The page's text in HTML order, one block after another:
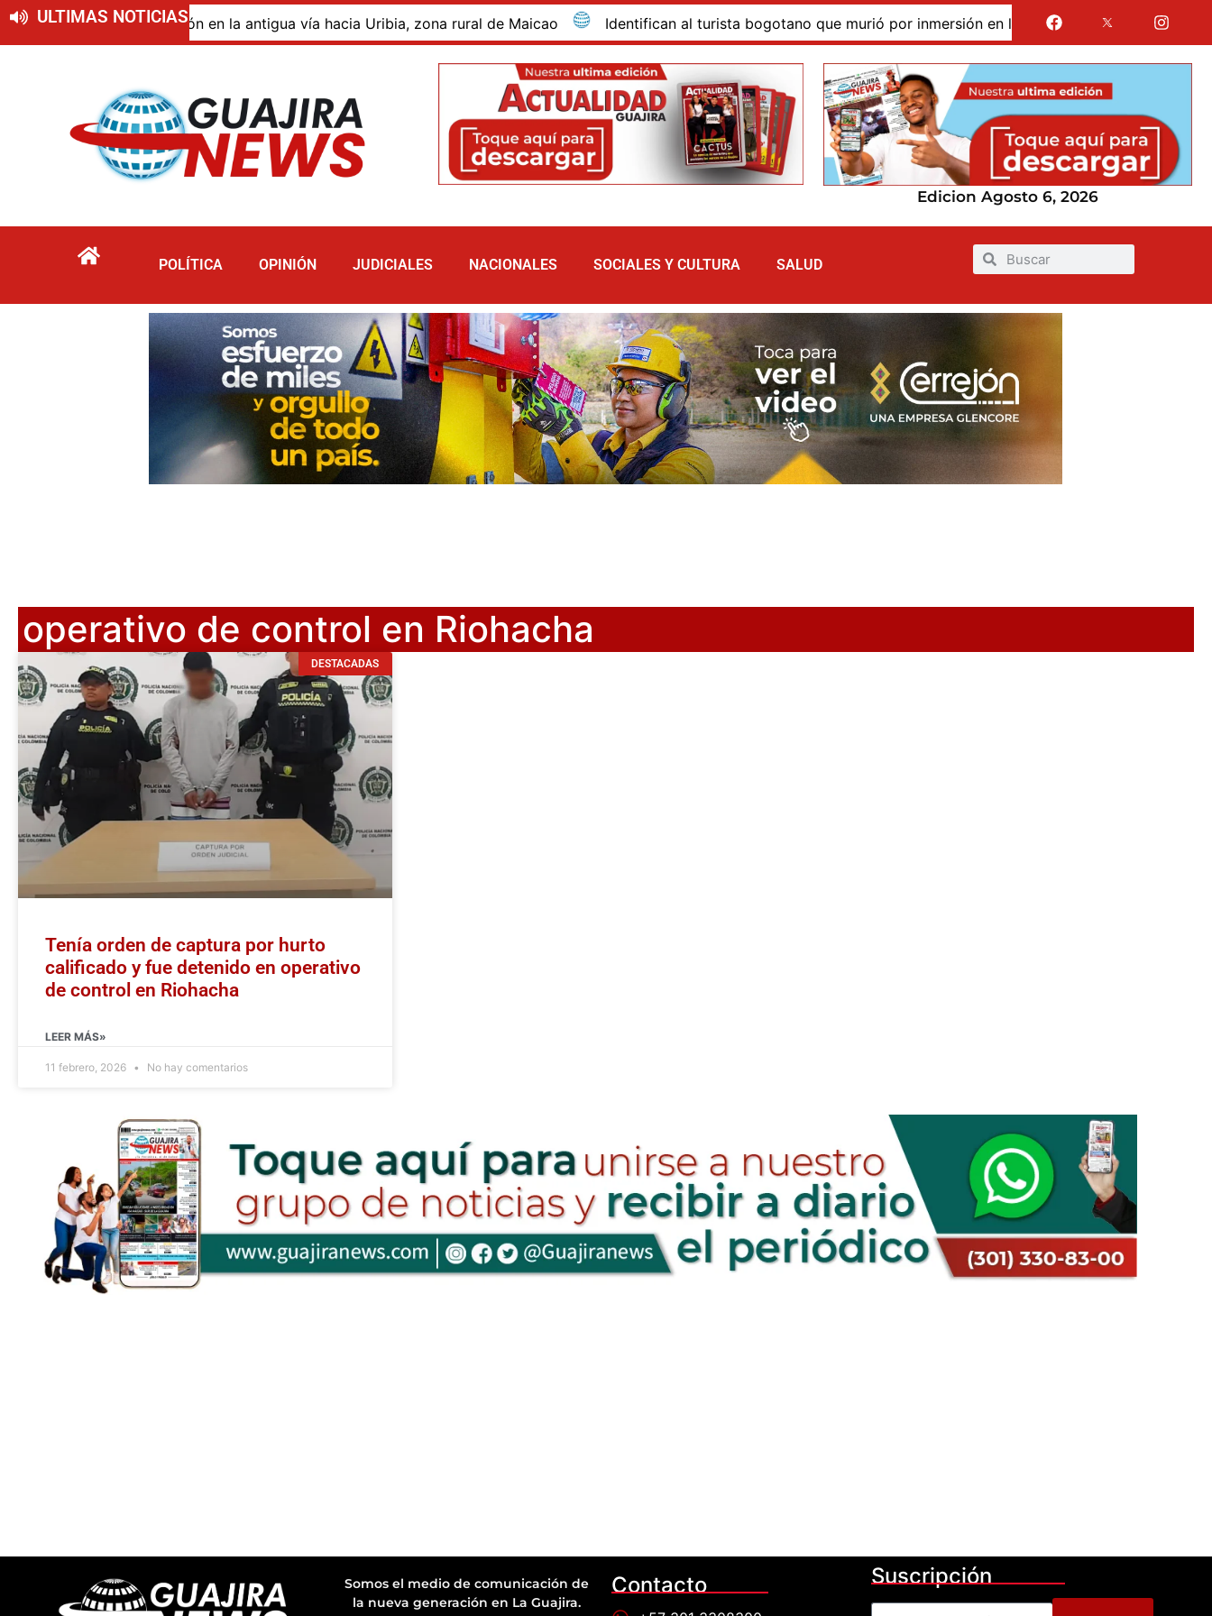
ULTIMAS NOTICIAS
de descomposición en la antigua vía hacia Uribia, zona rural de Maicao Identifican al turista bogotano que murió por inmersión en las dunas de Taroa; su cuerpo
Edicion Agosto 6, 2026
POLÍTICA OPINIÓN JUDICIALES NACIONALES SOCIALES Y CULTURA SALUD
operativo de control en Riohacha
DESTACADAS
Tenía orden de captura por hurto
calificado y fue detenido en operativo
de control en Riohacha
LEER MÁS»
11 febrero, 2026 No hay comentarios
Somos el medio de comunicación de
la nueva generación en La Guajira.
Contacto Suscripción